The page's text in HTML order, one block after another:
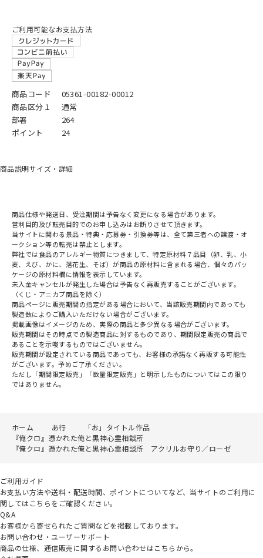
ご利用可能なお支払方法
商品コード
05361-00182-00012
商品区分１
通常
部署
264
ポイント
24
商品説明サイズ・詳細
商品仕様や発送日、受注期間は予告なく変更になる場合があります。
営利目的及び転売目的でのお申し込みはお断りさせて頂きます。
当サイトに関わる景品・特典・応募券・引換券等は、全て第三者への譲渡・オ
ークション等の転売は禁止とします。
弊社では食品のアレルギー物質につきまして、特定原材料７品目（卵、乳、小
麦、えび、かに、落花生、そば）が商品の原材料に含まれる場合、個々のパッ
ケージの原材料欄に情報を表示しています。
未入金キャンセルが発生した場合は予告なく再販売することがございます。
（くじ・アニカプ商品を除く）
商品ページに販売期間の指定がある場合において、当該販売期間内であっても
製造数によりご購入いただけない場合がございます。
掲載画像はイメージのため、実際の商品と多少異なる場合がございます。
販売期間はその時点での製造商品に対するものであり、期間限定販売の商品で
あることを示唆するものではございません。
販売期間が設定されている商品であっても、お客様の承諾なく再販する可能性
がございます。予めご了承ください。
ただし「期間限定販売」「数量限定販売」と明示したものについてはこの限り
ではありません。
ホーム あ行
「お」タイトル作品
『俺クロ』憑かれた俺と黒神心霊相談所
『俺クロ』憑かれた俺と黒神心霊相談所 アクリルお守り／ローゼ
ご利用ガイド
お支払い方法や送料・配送時間、ポイントについてなど、当サイトのご利用に
関してはこちらをご確認ください。
Q&A
お客様から寄せられたご質問などを掲載しております。
お問い合わせ・ユーザーサポート
商品の仕様、通信販売に関するお問い合わせはこちらから。